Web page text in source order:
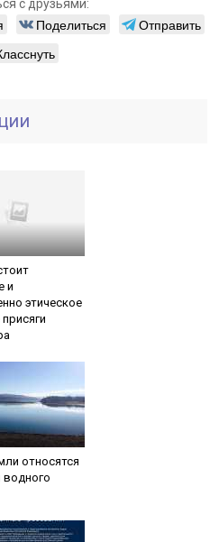
с друзьями:
Поделиться
Отправить
и
этическое
относятся